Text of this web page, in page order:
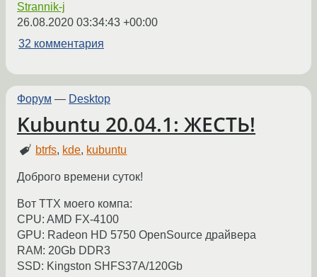
Strannik-j
26.08.2020 03:34:43 +00:00
32 комментария
Форум — Desktop
Kubuntu 20.04.1: ЖЕСТЬ!
btrfs, kde, kubuntu
Доброго времени суток!
Вот ТТХ моего компа:
CPU: AMD FX-4100
GPU: Radeon HD 5750 OpenSource драйвера
RAM: 20Gb DDR3
SSD: Kingston SHFS37A/120Gb